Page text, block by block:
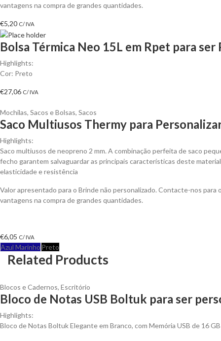
vantagens na compra de grandes quantidades.
€5,20 C/ IVA
Bolsa Térmica Neo 15L em Rpet para
Highlights:
Cor: Preto
€27,06 C/ IVA
Mochilas, Sacos e Bolsas, Sacos
Saco Multiusos Thermy para
Highlights:
Saco multiusos de neopreno 2 mm. A combinação perfeita de saco
fecho garantem salvaguardar as principais características deste
elasticidade e resistência
Valor apresentado para o Brinde não personalizado. Contacte-nos para
vantagens na compra de grandes quantidades.
€6,05 C/ IVA
Azul Marinho Preto
Related Products
Blocos e Cadernos, Escritório
Bloco de Notas USB Boltuk para ser
Highlights:
Bloco de Notas Boltuk Elegante em Branco, com Memória USB de 16 GB